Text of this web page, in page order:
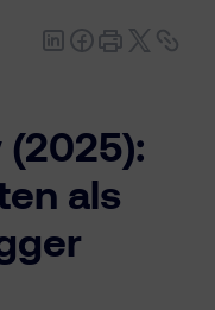
(2025):
als